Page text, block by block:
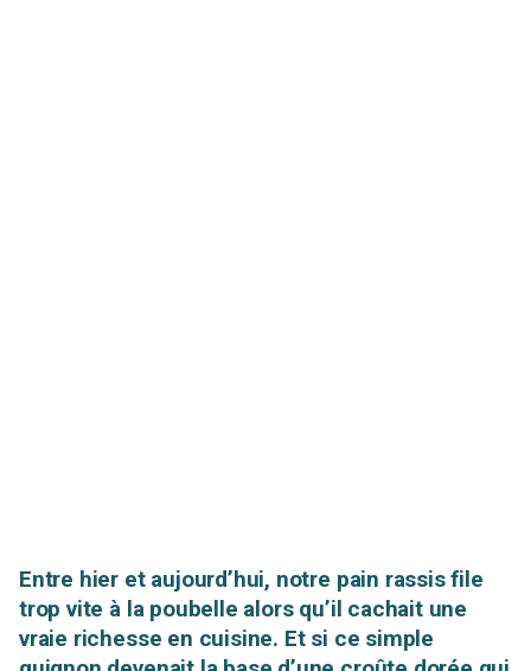
Entre hier et aujourd’hui, notre pain rassis file
trop vite à la poubelle alors qu’il cachait une
vraie richesse en cuisine. Et si ce simple